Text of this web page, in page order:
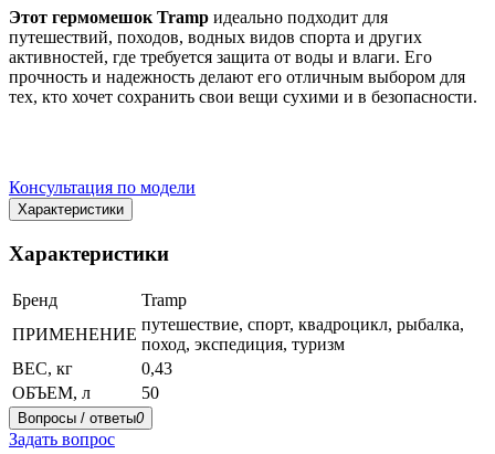
Этот гермомешок Tramp идеально подходит для
путешествий, походов, водных видов спорта и других
активностей, где требуется защита от воды и влаги. Его
прочность и надежность делают его отличным выбором для
тех, кто хочет сохранить свои вещи сухими и в безопасности.
Консультация по модели
Характеристики
Характеристики
Бренд
Tramp
ПРИМЕНЕНИЕ
путешествие, спорт, квадроцикл, рыбалка,
поход, экспедиция, туризм
ВЕС, кг
0,43
ОБЪЕМ, л
50
Вопросы / ответы0
Задать вопрос